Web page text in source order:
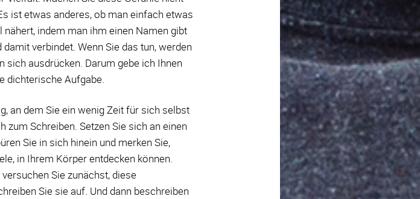
ist etwas anderes, ob man einfach etwas
indem man ihm einen Namen gibt
verbindet. Wenn Sie das tun, werden
sich ausdrücken. Darum gebe ich Ihnen
dichterische Aufgabe.
an dem Sie ein wenig Zeit für sich selbst
zum Schreiben. Setzen Sie sich an einen
Sie in sich hinein und merken Sie,
in Ihrem Körper entdecken können.
Sie zunächst, diese
Sie sie auf. Und dann beschreiben